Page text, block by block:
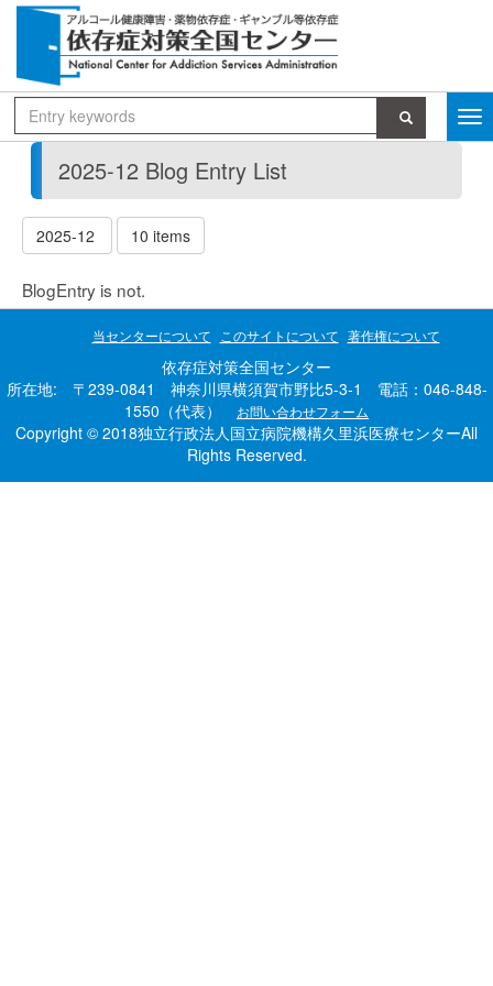
2025-12 Blog Entry List
2025-12 10 items
BlogEntry is not.
当センターについて このサイトについて 著作権について
依存症対策全国センター
所在地: 〒239-0841 神奈川県横須賀市野比5-3-1 電話：046-848-
1550（代表）
お問い合わせフォーム
Copyright © 2018独立行政法人国立病院機構久里浜医療センターAll
Rights Reserved.